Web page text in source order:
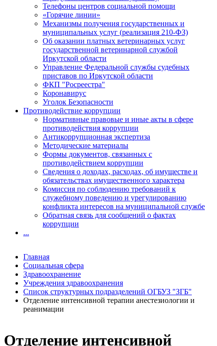
Отделение интенсивной
Телефоны центров социальной помощи
«Горячие линии»
Механизмы получения государственных и
муниципальных услуг (реализация 210-ФЗ)
Об оказании платных ветеринарных услуг
государственной ветеринарной службой
Иркутской области
Управление Федеральной службы судебных
приставов по Иркутской области
ФКП "Росреестра"
Коронавирус
Уголок Безопасности
Противодействие коррупции
Нормативные правовые и иные акты в сфере
противодействия коррупции
Антикоррупционная экспертиза
Методические материалы
Формы документов, связанных с
противодействием коррупции
Сведения о доходах, расходах, об имуществе и
обязательствах имущественного характера
Комиссия по соблюдению требований к
служебному поведению и урегулированию
конфликта интересов на муниципальной службе
Обратная связь для сообщений о фактах
коррупции
...
Главная
Социальная сфера
Здравоохранение
Учреждения здравоохранения
Список структурных подразделений ОГБУЗ "ЗГБ"
Отделение интенсивной терапии анестезиологии и
реанимации